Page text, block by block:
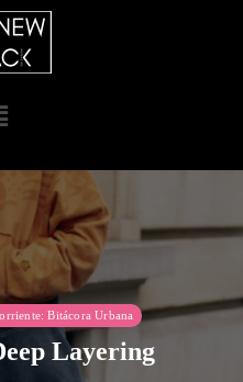
Bitácora Urbana
Layering